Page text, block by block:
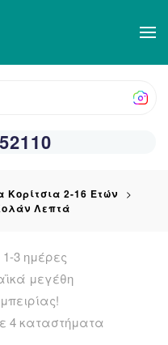
Κορίτσια 2-16 Ετών
Λεπτά
3 ημέρες
μεγέθη
4 καταστήματα